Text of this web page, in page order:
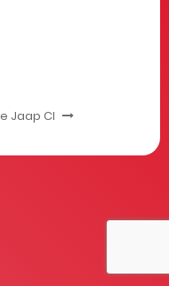
Jaap CI